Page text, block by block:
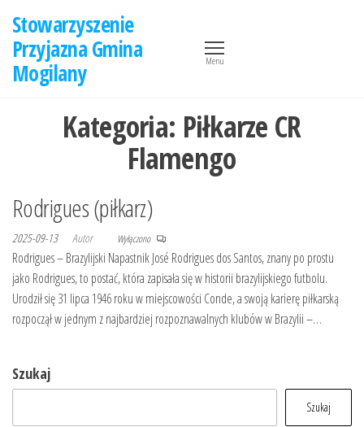
treści
Stowarzyszenie
Przyjazna Gmina
Mogilany
Menu
Kategoria: Piłkarze CR
Flamengo
Rodrigues (piłkarz)
2025-09-13 Autor Wyłączono
Rodrigues – Brazylijski Napastnik José Rodrigues dos Santos, znany po prostu
jako Rodrigues, to postać, która zapisała się w historii brazylijskiego futbolu.
Urodził się 31 lipca 1946 roku w miejscowości Conde, a swoją karierę piłkarską
rozpoczął w jednym z najbardziej rozpoznawalnych klubów w Brazylii –…
Szukaj
Szukaj